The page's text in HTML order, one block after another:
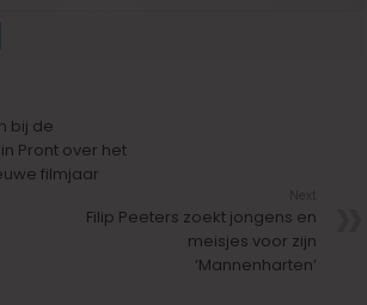
bij de
Pront over het
filmjaar
Filip Peeters zoekt jongens en
meisjes voor zijn
‘Mannenharten’